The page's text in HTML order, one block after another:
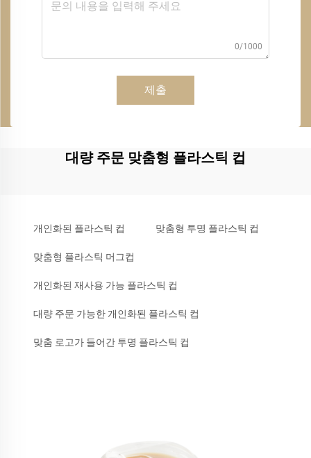
0/1000
제출
대량 주문 맞춤형 플라스틱 컵
개인화된 플라스틱 컵 맞춤형 투명 플라스틱 컵
맞춤형 플라스틱 머그컵
개인화된 재사용 가능 플라스틱 컵
대량 주문 가능한 개인화된 플라스틱 컵
맞춤 로고가 들어간 투명 플라스틱 컵